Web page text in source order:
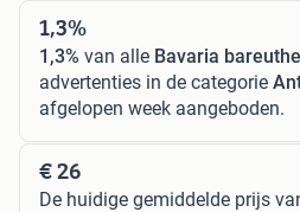
1,3%
1,3% van alle Bavaria
advertenties in de categorie
afgelopen week aangeboden.
€ 26
De huidige gemiddelde prijs